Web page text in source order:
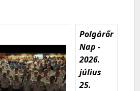
Polgárőr
Nap -
2026.
július
25.